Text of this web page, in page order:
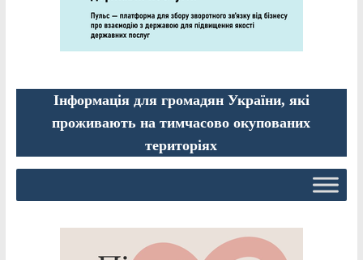
Інформація для громадян України, які
проживають на тимчасово окупованих
територіях